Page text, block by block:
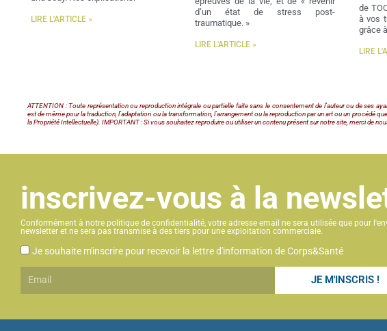
LIRE L'ARTICLE »
d’un état de stress post-
traumatique. »
LIRE L'ARTICLE »
de
à vos
grâce
LIRE
ATTENTION : Toute représentation ou reproduction intégrale ou partielle faite sans le consentement de l’auteur ou de ses
est de même pour la traduction, l’adaptation ou la transformation, l’arrangement ou la reproduction par un art ou un procédé
la Propriété Intellectuelle). IMPORTANT : Si vous souhaitez reproduire ou utiliser un contenu présent sur notre site, merci de
inscrivez-vous à la
Conformément à notre politique de confidentialité, votre adresse email ne sera utilisée que pour
newsletter et ne sera pas transmise à des tiers pour une exploitation commerciale.
CGUJe souhaite m'inscrire pour recevoir la lettre d'information de Corps&Santé
Email JE M'INSCRIS !